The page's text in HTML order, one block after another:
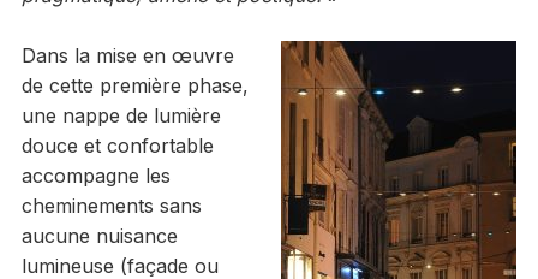
Dans la mise en œuvre
de cette première phase,
une nappe de lumière
douce et confortable
accompagne les
cheminements sans
aucune nuisance
lumineuse (façade ou